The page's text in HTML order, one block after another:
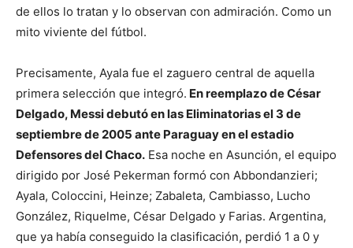
de ellos lo tratan y lo observan con admiración. Como un
mito viviente del fútbol.
Precisamente, Ayala fue el zaguero central de aquella
primera selección que integró. En reemplazo de César
Delgado, Messi debutó en las Eliminatorias el 3 de
septiembre de 2005 ante Paraguay en el estadio
Defensores del Chaco. Esa noche en Asunción, el equipo
dirigido por José Pekerman formó con Abbondanzieri;
Ayala, Coloccini, Heinze; Zabaleta, Cambiasso, Lucho
González, Riquelme, César Delgado y Farias. Argentina,
que ya había conseguido la clasificación, perdió 1 a 0 y